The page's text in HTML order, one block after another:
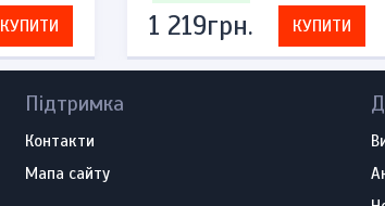
КУПИТИ 1 219грн. КУПИТИ
Підтримка
Контакти
Мапа сайту